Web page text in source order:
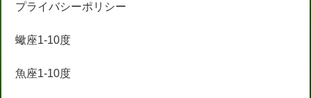
プライバシーポリシー
蠍座1-10度
魚座1-10度